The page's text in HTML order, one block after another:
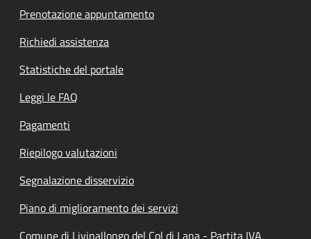
Prenotazione appuntamento
Richiedi assistenza
Statistiche del portale
Leggi le FAQ
Pagamenti
Riepilogo valutazioni
Segnalazione disservizio
Piano di miglioramento dei servizi
Comune di Livinallongo del Col di Lana - Partita IVA